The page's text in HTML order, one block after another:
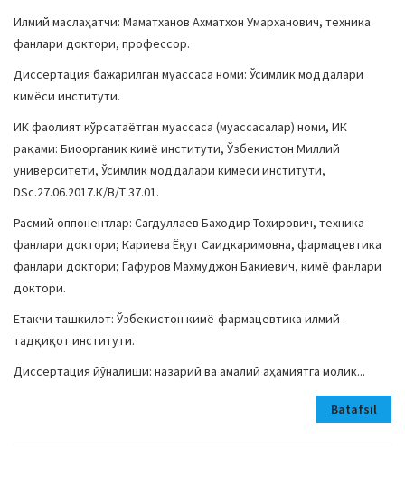
Илмий маслаҳатчи: Маматханов Ахматхон Умарханович, техника
фанлари доктори, профессор.
Диссертация бажарилган муассаса номи: Ўсимлик моддалари
кимёси институти.
ИК фаолият кўрсатаётган муассаса (муассасалар) номи, ИК
рақами: Биоорганик кимё институти, Ўзбекистон Миллий
университети, Ўсимлик моддалари кимёси институти,
DSc.27.06.2017.К/В/Т.37.01.
Расмий оппонентлар: Сагдуллаев Баходир Тохирович, техника
фанлари доктори; Кариева Ёқут Саидкаримовна, фармацевтика
фанлари доктори; Гафуров Махмуджон Бакиевич, кимё фанлари
доктори.
Етакчи ташкилот: Ўзбекистон кимё-фармацевтика илмий-
тадқиқот институти.
Диссертация йўналиши: назарий ва амалий аҳамиятга молик...
Batafsil